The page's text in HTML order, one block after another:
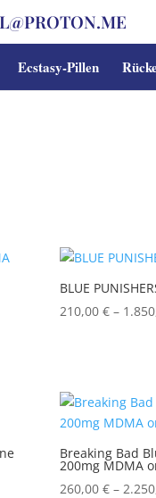
Ecstasy-Pillen
BLUE
210,00€ –
Breaking Bad
200mg MDMA
260,00€ –